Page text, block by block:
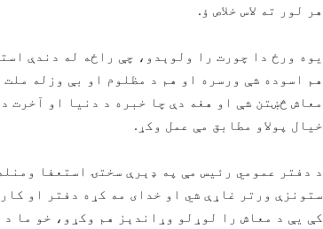
هر لور ته لاس خلاص ؤ.
یوه ورځ دا چورت را ولوېدو، چې راځه له دندې
هم اسوده شې ورسره او هم د مظلوم او بې وزله
معاش څښتن شې او هغه دې چا خبره د دنیا او آخرت
خیال پولاو مطابق مې عمل وکړ.
د دفتر عمومي رئیس مې په ډېرې سختۍ استعفا
ستونزې ورتر غاړې شي او خدای مه کړه دفتر او
کې یې د معاش را لوړلو وړاندېز هم وکړو، خو ما